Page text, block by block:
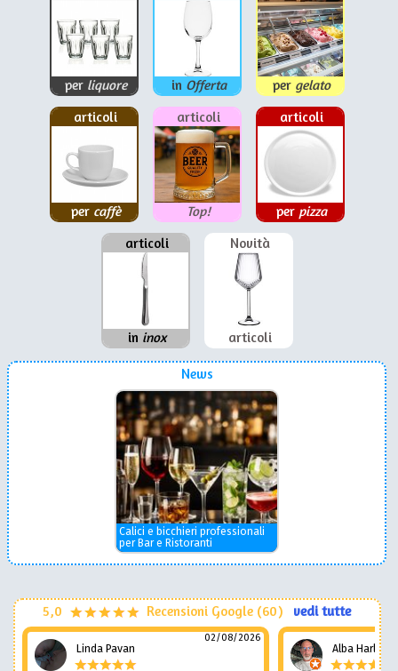
per liquore in Offerta per gelato
articoli
per caffè
articoli
Top!
articoli
per pizza
articoli
in inox
Novità
articoli
News
Calici e bicchieri professionali
per Bar e Ristoranti
5,0 Recensioni Google (60) vedi tutte
Linda Pavan
02/08/2026
Alba Harley